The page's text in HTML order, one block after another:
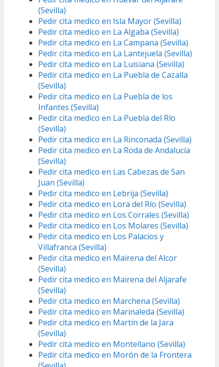
(Sevilla)
Pedir cita medico en Isla Mayor (Sevilla)
Pedir cita medico en La Algaba (Sevilla)
Pedir cita medico en La Campana (Sevilla)
Pedir cita medico en La Lantejuela (Sevilla)
Pedir cita medico en La Luisiana (Sevilla)
Pedir cita medico en La Puebla de Cazalla
(Sevilla)
Pedir cita medico en La Puebla de los
Infantes (Sevilla)
Pedir cita medico en La Puebla del Río
(Sevilla)
Pedir cita medico en La Rinconada (Sevilla)
Pedir cita medico en La Roda de Andalucía
(Sevilla)
Pedir cita medico en Las Cabezas de San
Juan (Sevilla)
Pedir cita medico en Lebrija (Sevilla)
Pedir cita medico en Lora del Río (Sevilla)
Pedir cita medico en Los Corrales (Sevilla)
Pedir cita medico en Los Molares (Sevilla)
Pedir cita medico en Los Palacios y
Villafranca (Sevilla)
Pedir cita medico en Mairena del Alcor
(Sevilla)
Pedir cita medico en Mairena del Aljarafe
(Sevilla)
Pedir cita medico en Marchena (Sevilla)
Pedir cita medico en Marinaleda (Sevilla)
Pedir cita medico en Martín de la Jara
(Sevilla)
Pedir cita medico en Montellano (Sevilla)
Pedir cita medico en Morón de la Frontera